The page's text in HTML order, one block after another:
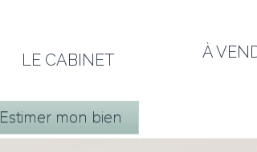
LE CABINET À
Estimer mon bien